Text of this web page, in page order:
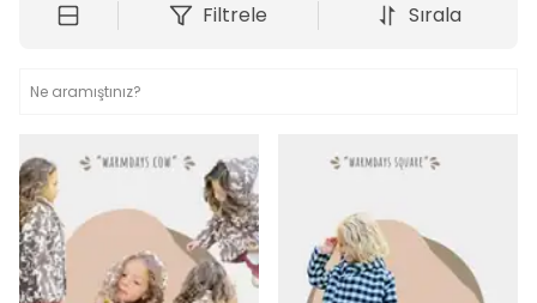
Filtrele Sırala